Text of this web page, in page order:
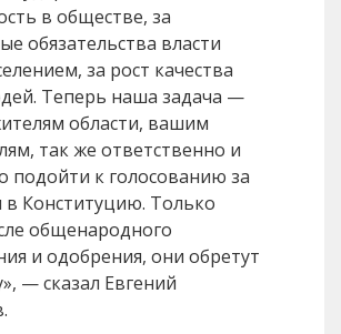
в обществе, за
обязательства власти
за рост качества
Теперь наша задача —
области, вашим
так же ответственно и
подойти к голосованию за
в Конституцию. Только
общенародного
и одобрения, они обретут
— сказал Евгений